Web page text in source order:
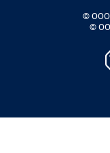
© ООО
©